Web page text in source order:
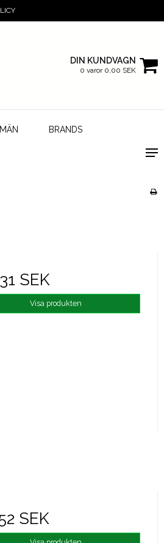
DIN KUNDVAGN
0 varor 0,00 SEK
MÄN BRANDS
SEK
Visa produkten
SEK